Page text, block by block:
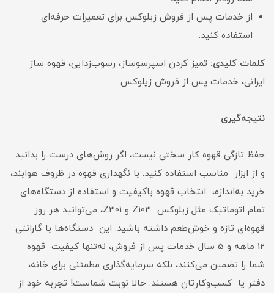
از خدمات پس از فروش زیلوکس برای تعمیرات حرفه‌ای
استفاده کنید.
کلمات کلیدی: تمیز کردن اسپرسوساز، رسوب‌زدایی، قهوه ساز
ایرانی، خدمات پس از فروش زیلوکس
نتیجه‌گیری
حفظ تازگی قهوه کار سختی نیست، اگر روش‌های درست را بدانید
و از ابزار مناسب استفاده کنید. با نگهداری قهوه در ظروف هوابند،
خرید به‌اندازه، انتخاب قهوه باکیفیت و استفاده از دستگاه‌های
تمام اتوماتیک مثل زیلوکس Z103 و Z301، می‌توانید هر روز
قهوه‌ای تازه و خوش‌طعم داشته باشید. این دستگاه‌ها با گارانتی
12 ماهه و 5 سال خدمات پس از فروش، نه‌تنها کیفیت قهوه
شما را تضمین می‌کنند، بلکه سرمایه‌گذاری مطمئنی برای خانه،
دفتر یا کسب‌وکارتان هستند. حالا نوبت شماست! تجربه خود از